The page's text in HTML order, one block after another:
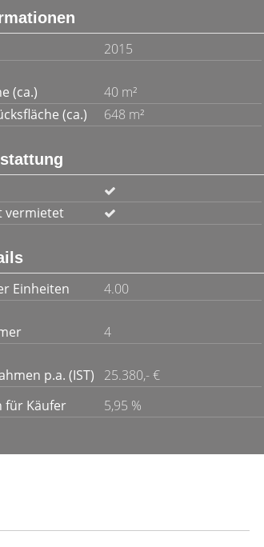
2015
(ca.) 40 m²
(ca.)
648 m²
vermietet
Einheiten
4.00
4
p.a. (IST) 25.380,- €
für Käufer
5,95 %